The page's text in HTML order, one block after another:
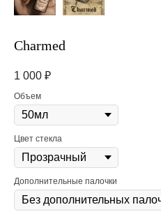
Charmed
1 000 ₽
Объем
Цвет стекла
Дополнительные палочки